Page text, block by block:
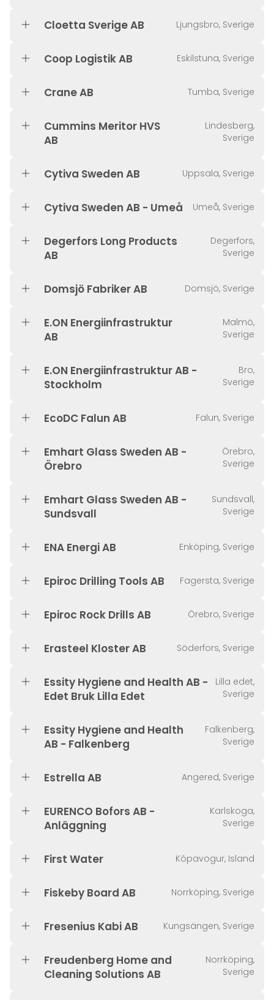
Cloetta Sverige AB Ljungsbro, Sverige
Coop Logistik AB Eskilstuna, Sverige
Crane AB Tumba, Sverige
Cummins Meritor HVS
AB
Lindesberg,
Sverige
Cytiva Sweden AB Uppsala, Sverige
Cytiva Sweden AB - Umeå Umeå, Sverige
Degerfors Long Products
AB
Degerfors,
Sverige
Domsjö Fabriker AB Domsjö, Sverige
E.ON Energiinfrastruktur
AB
Malmö,
Sverige
E.ON Energiinfrastruktur AB -
Stockholm
Bro,
Sverige
EcoDC Falun AB Falun, Sverige
Emhart Glass Sweden AB -
Örebro
Örebro,
Sverige
Emhart Glass Sweden AB -
Sundsvall
Sundsvall,
Sverige
ENA Energi AB Enköping, Sverige
Epiroc Drilling Tools AB Fagersta, Sverige
Epiroc Rock Drills AB Örebro, Sverige
Erasteel Kloster AB Söderfors, Sverige
Essity Hygiene and Health AB -
Edet Bruk Lilla Edet
Lilla edet,
Sverige
Essity Hygiene and Health
AB - Falkenberg
Falkenberg,
Sverige
Estrella AB Angered, Sverige
EURENCO Bofors AB -
Anläggning
Karlskoga,
Sverige
First Water Kópavogur, Island
Fiskeby Board AB Norrköping, Sverige
Fresenius Kabi AB Kungsängen, Sverige
Freudenberg Home and
Cleaning Solutions AB
Norrköping,
Sverige